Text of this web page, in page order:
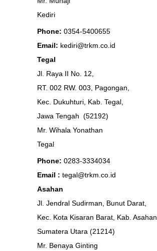
Kediri
Phone: 0354-5400655
Email: kediri@trkm.co.id
Tegal
Jl. Raya II No. 12,
RT. 002 RW. 003, Pagongan,
Kec. Dukuhturi, Kab. Tegal,
Jawa Tengah (52192)
Mr. Wihala Yonathan
Tegal
Phone: 0283-3334034
Email : tegal@trkm.co.id
Asahan
Jl. Jendral Sudirman, Bunut Darat,
Kec. Kota Kisaran Barat, Kab. Asahan,
Sumatera Utara (21214)
Mr. Benaya Ginting